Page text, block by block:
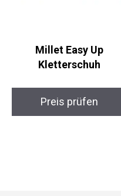
Millet Easy Up
Kletterschuh
Preis prüfen